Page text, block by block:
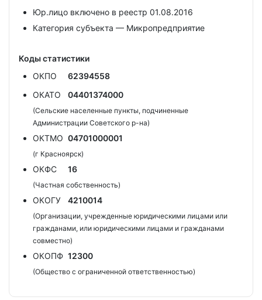
Юр.лицо включено в реестр 01.08.2016
Категория субъекта — Микропредприятие
Коды статистики
ОКПО
62394558
ОКАТО
04401374000
(Сельские населенные пункты, подчиненные
Администрации Советского р-на)
ОКТМО 04701000001
(г Красноярск)
ОКФС 16
(Частная собственность)
ОКОГУ 4210014
(Организации, учрежденные юридическими лицами или
гражданами, или юридическими лицами и гражданами
совместно)
ОКОПФ 12300
(Общество с ограниченной ответственностью)